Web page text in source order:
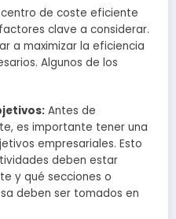
de coste eficiente
clave a considerar.
a maximizar la eficiencia
Algunos de los
Antes de
es importante tener una
empresariales. Esto
deben estar
y qué secciones o
deben ser tomados en